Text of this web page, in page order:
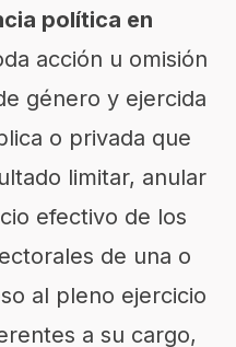
política en
acción u omisión
género y ejercida
o privada que
limitar, anular
efectivo de los
de una o
al pleno ejercicio
a su cargo,